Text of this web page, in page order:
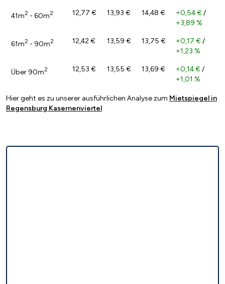
41m2 - 60m2 12,77 € 13,93 € 14,48 € +0,54 € /
+3,89 %
61m2 - 90m2 12,42 € 13,59 € 13,75 € +0,17 € /
+1,23 %
Über 90m2 12,53 € 13,55 € 13,69 € +0,14 € /
+1,01 %
Hier geht es zu unserer ausführlichen Analyse zum Mietspiegel in
Regensburg Kasernenviertel